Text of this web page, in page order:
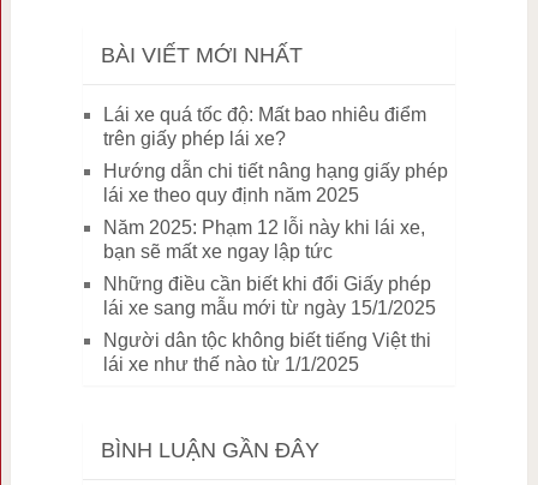
BÀI VIẾT MỚI NHẤT
Lái xe quá tốc độ: Mất bao nhiêu điểm
trên giấy phép lái xe?
Hướng dẫn chi tiết nâng hạng giấy phép
lái xe theo quy định năm 2025
Năm 2025: Phạm 12 lỗi này khi lái xe,
bạn sẽ mất xe ngay lập tức
Những điều cần biết khi đổi Giấy phép
lái xe sang mẫu mới từ ngày 15/1/2025
Người dân tộc không biết tiếng Việt thi
lái xe như thế nào từ 1/1/2025
BÌNH LUẬN GẦN ĐÂY